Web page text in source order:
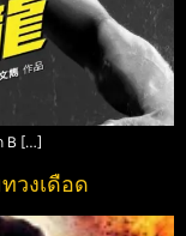
B […]
วงเดือด